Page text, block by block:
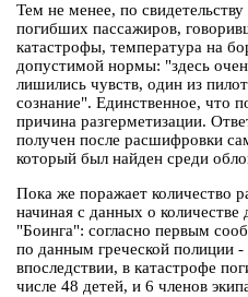
Тем не менее, по
погибших пассажиров,
катастрофы, температура на
допустимой нормы: "здесь
лишились чувств, один из
сознание". Единственное, что
причина разгерметизации.
получен после расшифровки
который был найден среди
Пока же поражает количество
начиная с данных о
"Боинга": согласно первым
по данным греческой полиции -
впоследствии, в катастрофе
числе 48 детей, и 6 членов